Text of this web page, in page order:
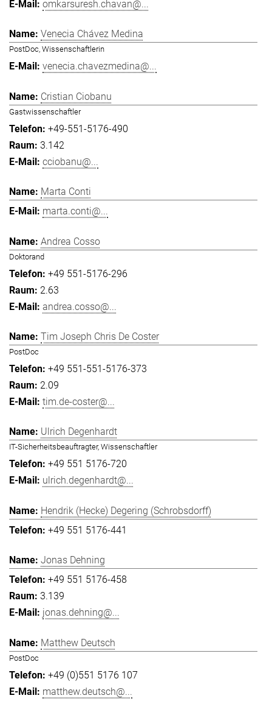
omkarsuresh.chavan@...
Venecia Chávez Medina
PostDoc, Wissenschaftlerin
venecia.chavezmedina@...
Cristian Ciobanu
Gastwissenschaftler
+49-551-5176-490
3.142
cciobanu@...
Marta Conti
marta.conti@...
Andrea Cosso
Doktorand
+49 551-5176-296
2.63
andrea.cosso@...
Tim Joseph Chris De Coster
PostDoc
+49 551-551-5176-373
2.09
tim.de-coster@...
Ulrich Degenhardt
IT-Sicherheitsbeauftragter, Wissenschaftler
+49 551 5176-720
ulrich.degenhardt@...
Hendrik (Hecke) Degering (Schrobsdorff)
+49 551 5176-441
Jonas Dehning
+49 551 5176-458
3.139
jonas.dehning@...
Matthew Deutsch
PostDoc
+49 (0)551 5176 107
matthew.deutsch@...